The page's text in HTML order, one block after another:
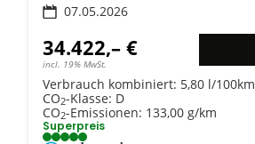
07.05.2026
34.422,– €
incl. 19% MwSt.
Verbrauch kombiniert: 5,80 l/100km
CO2-Klasse: D
CO2-Emissionen: 133,00 g/km
Superpreis